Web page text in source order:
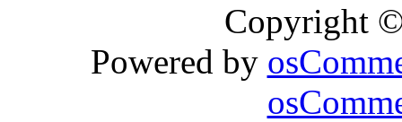
Copyright
Powered by